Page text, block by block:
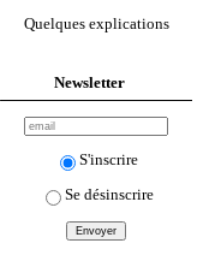
Quelques explications
Newsletter
S'inscrire
Se désinscrire